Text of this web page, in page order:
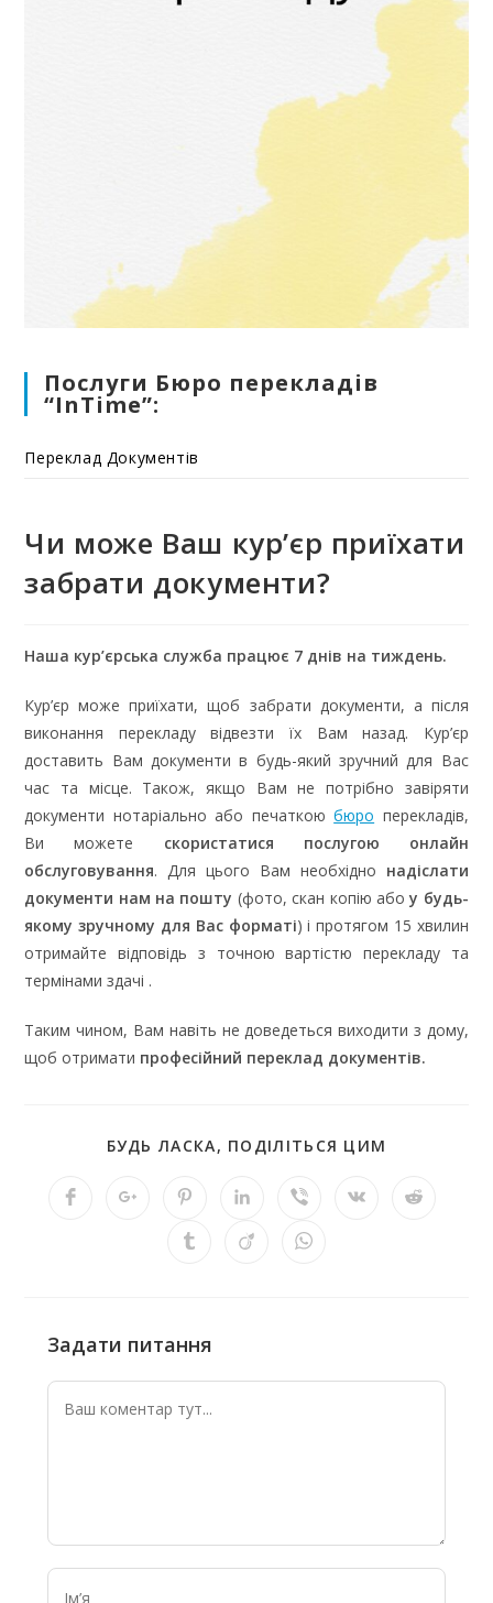
Послуги Бюро перекладів
“InTime”:
Переклад Документів
Чи може Ваш кур’єр приїхати
забрати документи?
Наша кур’єрська служба працює 7 днів на тиждень.
Кур’єр може приїхати, щоб забрати документи, а після
виконання перекладу відвезти їх Вам назад. Кур’єр
доставить Вам документи в будь-який зручний для Вас
час та місце. Також, якщо Вам не потрібно завіряти
документи нотаріально або печаткоюбюро перекладів,
Ви можете скористатися послугою онлайн
обслуговування. Для цього Вам необхідно надіслати
документи нам на пошту (фото, скан копію абоу будь-
якому зручному для Вас форматі) і протягом 15 хвилин
отримайте відповідь з точною вартістю перекладу та
термінами здачі .
Таким чином, Вам навіть не доведеться виходити з дому,
щоб отримати професійний переклад документів.
БУДЬ ЛАСКА, ПОДІЛІТЬСЯ ЦИМ
Задати питання